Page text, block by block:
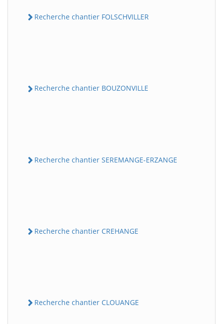
Recherche chantier FOLSCHVILLER
Recherche chantier BOUZONVILLE
Recherche chantier SEREMANGE-ERZANGE
Recherche chantier CREHANGE
Recherche chantier CLOUANGE